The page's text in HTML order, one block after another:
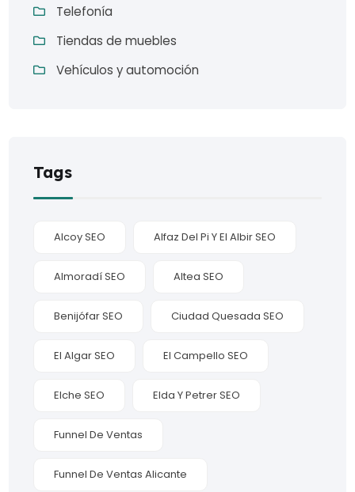
Telefonía
Tiendas de muebles
Vehículos y automoción
Tags
Alcoy SEO Alfaz Del Pi Y El Albir SEO
Almoradí SEO Altea SEO
Benijófar SEO Ciudad Quesada SEO
El Algar SEO El Campello SEO
Elche SEO Elda Y Petrer SEO
Funnel De Ventas
Funnel De Ventas Alicante